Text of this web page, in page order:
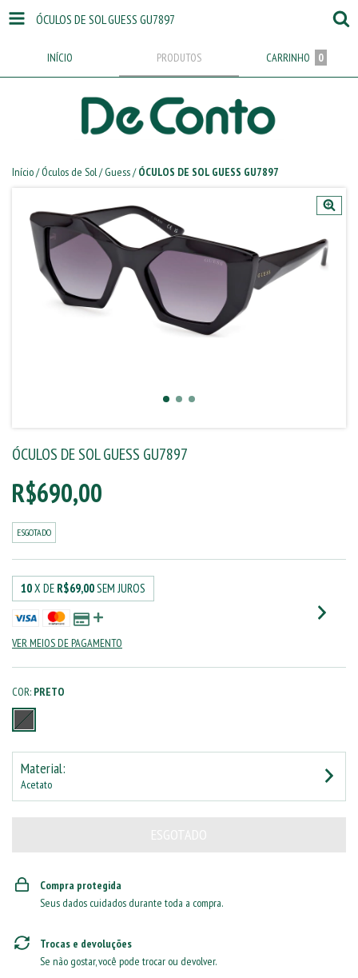
ÓCULOS DE SOL GUESS GU7897
INÍCIO PRODUTOS CARRINHO 0
Início/ Óculos de Sol/ Guess/ ÓCULOS DE SOL GUESS GU7897
ÓCULOS DE SOL GUESS GU7897
R$690,00
ESGOTADO
10X DE R$69,00SEM JUROS
VER MEIOS DE PAGAMENTO
COR: PRETO
Material:
Acetato
Compra protegida
Seus dados cuidados durante toda a compra.
Trocas e devoluções
Se não gostar, você pode trocar ou devolver.